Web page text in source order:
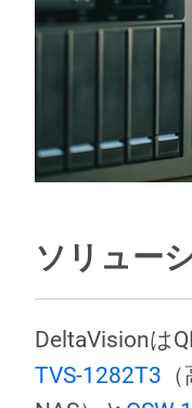
ソリュー
DeltaVisionは
TVS-1282T3